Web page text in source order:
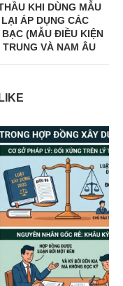
KHI DÙNG MẪU
ÁP DỤNG CÁC
BẠC (MẪU ĐIỀU KIỆN
VÀ NAM ÂU